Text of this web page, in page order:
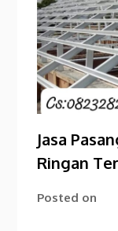
Jasa
Ringan
Posted on